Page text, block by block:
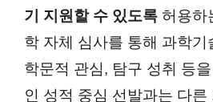
기 지원할 수 있도록 허용하
학 자체 심사를 통해 과학기
학문적 관심, 탐구 성취 등
인 성적 중심 선발과는 다른